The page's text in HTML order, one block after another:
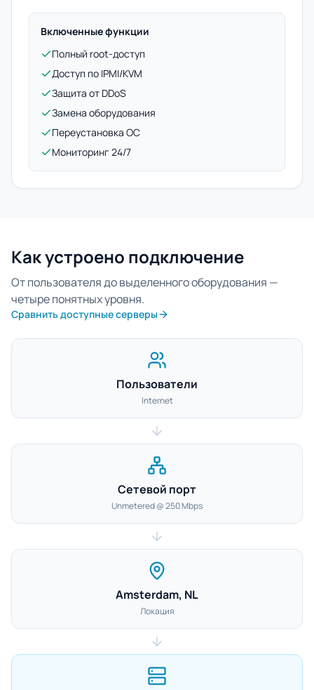
Включенные функции
Полный root-доступ
Доступ по IPMI/KVM
Защита от DDoS
Замена оборудования
Переустановка ОС
Мониторинг 24/7
Как устроено подключение
От пользователя до выделенного оборудования —
четыре понятных уровня.
Сравнить доступные серверы
Пользователи
Internet
Сетевой порт
Unmetered @ 250 Mbps
Amsterdam, NL
Локация